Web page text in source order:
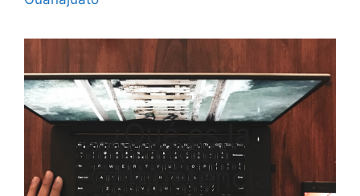
¿Qué es la
Competencia